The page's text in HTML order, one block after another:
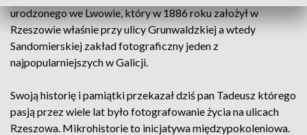
urodzonego we Lwowie, który w 1886 roku założył w
Rzeszowie właśnie przy ulicy Grunwaldzkiej a wtedy
Sandomierskiej zakład fotograficzny jeden z
najpopularniejszych w Galicji.
Swoją historię i pamiątki przekazał dziś pan Tadeusz którego
pasją przez wiele lat było fotografowanie życia na ulicach
Rzeszowa. Mikrohistorie to inicjatywa międzypokoleniowa.